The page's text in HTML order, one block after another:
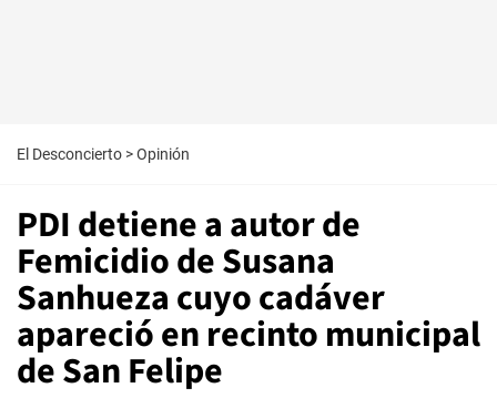
El Desconcierto >Opinión
PDI detiene a autor de
Femicidio de Susana
Sanhueza cuyo cadáver
apareció en recinto municipal
de San Felipe